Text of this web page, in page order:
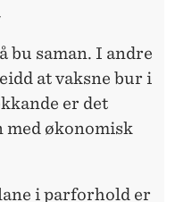
bu saman. I andre
at vaksne bur i
er det
med økonomisk
i parforhold er